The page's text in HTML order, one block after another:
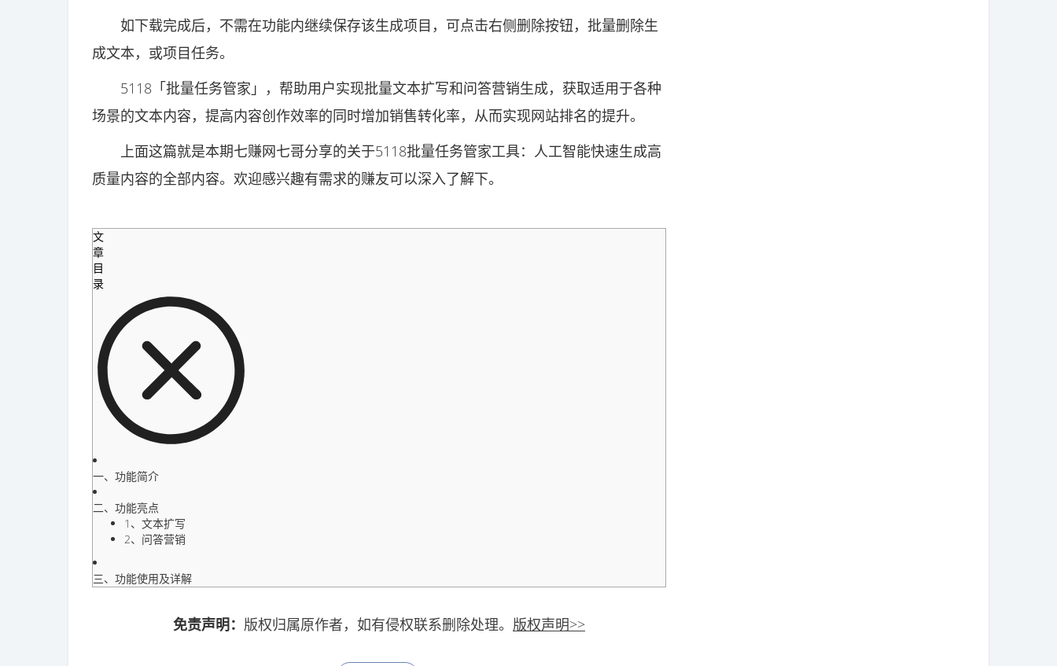
如下载完成后，不需在功能内继续保存该生成项目，可点击右侧删除按钮，批量删除生
成文本，或项目任务。
5118「批量任务管家」，帮助用户实现批量文本扩写和问答营销生成，获取适用于各种
场景的文本内容，提高内容创作效率的同时增加销售转化率，从而实现网站排名的提升。
上面这篇就是本期七赚网七哥分享的关于5118批量任务管家工具：人工智能快速生成高
质量内容的全部内容。欢迎感兴趣有需求的赚友可以深入了解下。
文
章
目
录
一、功能简介
二、功能亮点
1、文本扩写
2、问答营销
三、功能使用及详解
免责声明： 版权归属原作者，如有侵权联系删除处理。 版权声明>>